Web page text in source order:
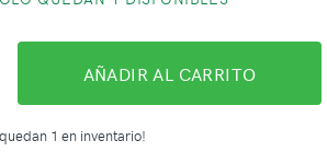
AÑADIR AL CARRITO
1 en inventario!